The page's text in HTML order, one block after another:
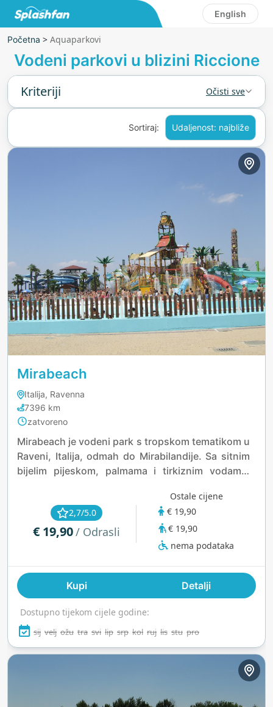
English
Početna > Aquaparkovi
Vodeni parkovi u blizini Riccione
Kriteriji Očisti sve
Sortiraj: Udaljenost: najbliže
Mirabeach
Italija, Ravenna
7396 km
zatvoreno
Mirabeach je vodeni park s tropskom tematikom u
Raveni, Italija, odmah do Mirabilandije. Sa sitnim
bijelim pijeskom, palmama i tirkiznim vodama,
se prostire na 70.000 m² i nudi uzbudljive
tobogane poput Vuelta Vertigo i Rio Diablo za
ljubitelje avanture, dok obitelji mogu uživati u
opuštajućoj rijeci Rio Angel ili šarenom igralištu El
mirna Laguna del Sol dodatno doprinose
opuštenoj, plažnoj atmosferi. VIP kabine i
restorana osigurava da ostanete osvježeni
tijekom cijelog dana. Otvoren tijekom ljeta,
Mirabeach je sunčano utočište ispunjeno
2,7/5.0
€ 19,90/ Odrasli
Ostale cijene
€ 19,90
€ 19,90
nema podataka
Kupi Detalji
Dostupno tijekom cijele godine:
sij velj ožu tra svi lip srp kol ruj lis stu pro